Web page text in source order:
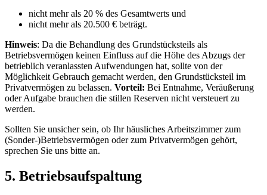
nicht mehr als 20 % des Gesamtwerts und
nicht mehr als 20.500 € beträgt.
Hinweis: Da die Behandlung des Grundstücksteils als
Betriebsvermögen keinen Einfluss auf die Höhe des Abzugs der
betrieblich veranlassten Aufwendungen hat, sollte von der
Möglichkeit Gebrauch gemacht werden, den Grundstücksteil im
Privatvermögen zu belassen. Vorteil: Bei Entnahme, Veräußerung
oder Aufgabe brauchen die stillen Reserven nicht versteuert zu
werden.
Sollten Sie unsicher sein, ob Ihr häusliches Arbeitszimmer zum
(Sonder-)Betriebsvermögen oder zum Privatvermögen gehört,
sprechen Sie uns bitte an.
5. Betriebsaufspaltung